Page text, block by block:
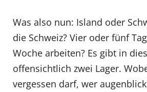
Was also nun: Island oder
die Schweiz? Vier oder fünf
Woche arbeiten? Es gibt in
offensichtlich zwei Lager.
vergessen darf, wer